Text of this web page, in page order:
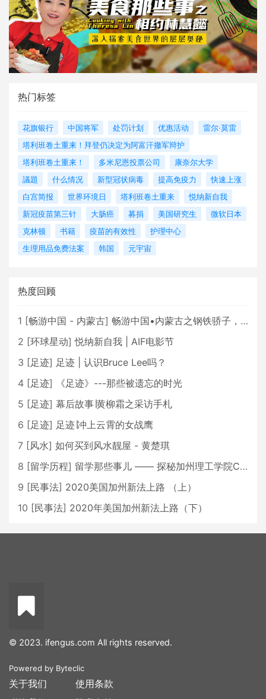
热门标签
花旗银行 中国将军 处罚计划 优惠活动
雷尔·莫雷
塔利班卷土重来！拜登仍决定为阿富汗撤军辩护
塔利班卷土重来！
多米尼恩投票公司
康奈尔大学
議題
什么情况 新型冠状病毒 提高免疫力
快速上涨
白宫简报
世界环境日 塔利班卷土重来
悦纳新自我
新冠疫苗第三针
大肠癌 募捐 美国研究生
微软日本
克林顿
书籍 疫苗的有效性
护理中心
生理用品免费法案
韩国 元宇宙
热度回顾
1 [畅游中国 - 内蒙古] 畅游中国•内蒙古之钢铁骄子，魅力包头
2 [环球星动] 悦纳新自我 | AIF电影节
3 [足迹] 足迹 | 认识Bruce Lee吗？
4 [足迹]
《足迹》---那些被遗忘的时光
5 [足迹] 幕后故事∣黄柳霜之采访手札
6 [足迹] 足迹∣冲上云霄的女战鹰
7 [风水] 如何买到风水靓屋 - 黄楚琪
8 [留学历程] 留学那些事儿 —— 探秘加州理工学院Caltech博士生活 [上集]
9 [民事法] 2020美国加州新法上路 （上）
10 [民事法] 2020年美国加州新法上路（下）
© 2023. ifengus.com All rights reserved.
Powered by Byteclic
关于我们
使用条款